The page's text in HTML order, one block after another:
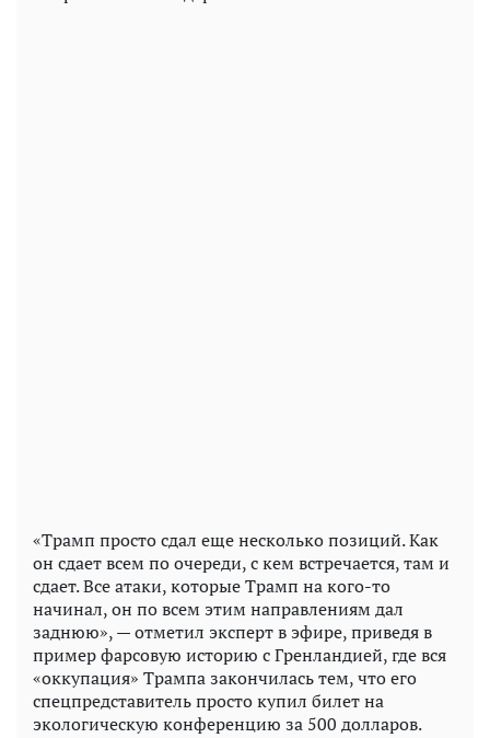
«Трамп просто сдал еще несколько позиций. Как
он сдает всем по очереди, с кем встречается, там и
сдает. Все атаки, которые Трамп на кого-то
начинал, он по всем этим направлениям дал
заднюю», — отметил эксперт в эфире, приведя в
пример фарсовую историю с Гренландией, где вся
«оккупация» Трампа закончилась тем, что его
спецпредставитель просто купил билет на
экологическую конференцию за 500 долларов.